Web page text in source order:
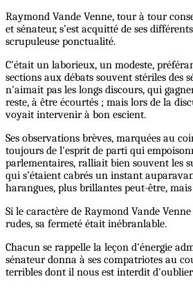
Raymond Vande Venne, tour à tour
et sénateur, s’est acquitté de ses
scrupuleuse ponctualité.
C'était un laborieux, un modeste,
sections aux débats souvent stériles des
n'aimait pas les longs discours, qui
reste, à être écourtés ; mais lors de la
voyait intervenir à bon escient.
Ses observations brèves, marquées au
toujours de l'esprit de parti qui
parlementaires, ralliait bien souvent les
qui s’étaient cabrés un instant
harangues, plus brillantes peut-être,
Si le caractère de Raymond Vande
rudes, sa fermeté était inébranlable.
Chacun se rappelle la leçon d'énergie
sénateur donna à ses compatriotes au
terribles dont il nous est interdit